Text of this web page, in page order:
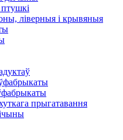
ліверныя і крывяныя
прыгатавання